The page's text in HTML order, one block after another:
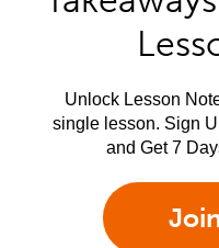
Unlock Lesson
single lesson. Sign
and Get 7